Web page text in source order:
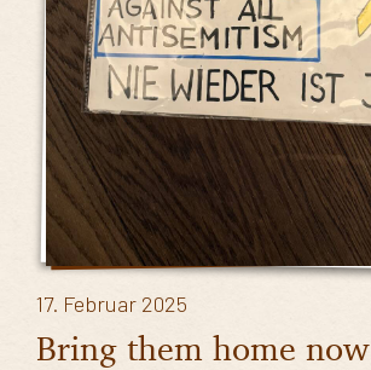
17. Februar 2025
Bring them home now